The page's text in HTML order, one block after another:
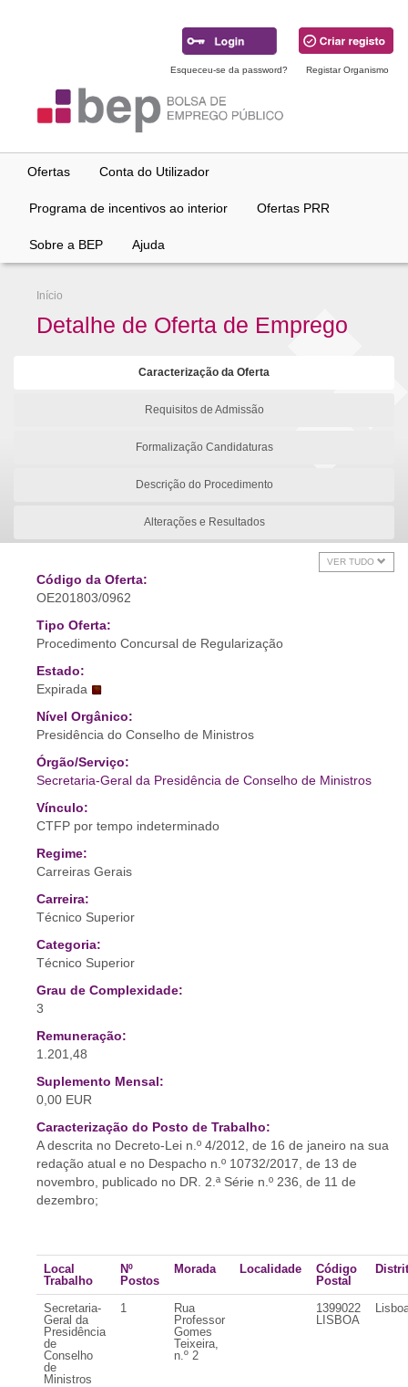
Esqueceu-se da password? Registar Organismo
Ofertas Conta do Utilizador
Programa de incentivos ao interior Ofertas PRR
Sobre a BEP Ajuda
Início
Detalhe de Oferta de Emprego
Caracterização da Oferta
Requisitos de Admissão
Formalização Candidaturas
Descrição do Procedimento
Alterações e Resultados
VER TUDO
Código da Oferta:
OE201803/0962
Tipo Oferta:
Procedimento Concursal de Regularização
Estado:
Expirada
Nível Orgânico:
Presidência do Conselho de Ministros
Órgão/Serviço:
Secretaria-Geral da Presidência de Conselho de Ministros
Vínculo:
CTFP por tempo indeterminado
Regime:
Carreiras Gerais
Carreira:
Técnico Superior
Categoria:
Técnico Superior
Grau de Complexidade:
3
Remuneração:
1.201,48
Suplemento Mensal:
0,00 EUR
Caracterização do Posto de Trabalho:
A descrita no Decreto-Lei n.º 4/2012, de 16 de janeiro na sua
redação atual e no Despacho n.º 10732/2017, de 13 de
novembro, publicado no DR. 2.ª Série n.º 236, de 11 de
dezembro;
Local
Trabalho
Nº
Postos
Morada Localidade
Código
Postal
Secretaria-
Geral da
Presidência
de
Conselho
de
Ministros
1
Rua
Professor
Gomes
Teixeira,
n.º 2
1399022
LISBOA